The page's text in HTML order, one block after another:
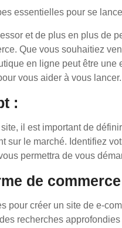
essentielles pour se
et de plus en plus de
Que vous souhaitiez
en ligne peut être une
vous aider à vous lancer.
:
il est important de
sur le marché. Identifiez
permettra de vous
de
pour créer un site de e-
recherches